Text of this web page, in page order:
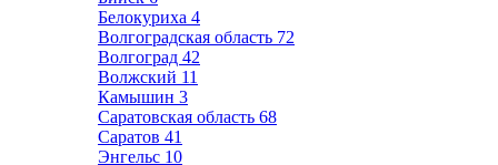
Белокуриха 4
Волгоградская область 72
Волгоград 42
Волжский 11
Камышин 3
Саратовская область 68
Саратов 41
Энгельс 10